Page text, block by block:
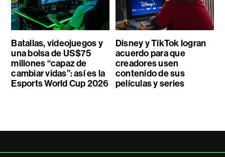
Batallas, videojuegos y
una bolsa de US$75
millones “capaz de
cambiar vidas”: así es la
Esports World Cup 2026
Disney y TikTok logran
acuerdo para que
creadores usen
contenido de sus
películas y series